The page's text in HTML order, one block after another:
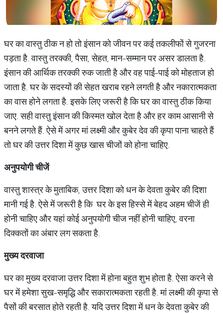
घर का वास्तु ठीक न हो तो इंसान को जीवन पर कई तकलीफों से गुजरना
पड़ता है. वास्तु तरक्‍की, पैसा, सेहत, मान-सम्‍मान पर असर डालता है.
इंसान की आर्थिक तरक्की रुक जाती है और वह पाई-पाई को मोहताज हो
जाता है. घर के सदस्यों की सेहत खराब रहने लगती है और नकारात्मकता
का वास होने लगता है. इसके लिए जरूरी है कि घर का वास्तु ठीक किया
जाए. सही वास्‍तु इंसान की किस्मत खोल देता है और हर काम आसानी से
बनने लगते हैं. ऐसे में अगर मां लक्ष्मी और कुबेर देव की कृपा पाना चाहते हैं
तो घर की उत्तर दिशा में कुछ खास चीजों को होना चाहिए.
अनुपयोगी चीजें
वास्‍तु शास्‍त्र के मुताबिक, उत्तर दिशा को धन के देवता कुबेर की दिशा
मानी गई है. ऐसे में जरूरी है कि घर के इस हिस्‍से में बेहद अहम चीजें ही
होनी चाहिए और यहां कोई अनुपयोगी चीज नहीं होनी चाहिए, वरना
दिक्कतों का अंबार लग सकता है.
मुख्य दरवाजा
घर का मुख्य दरवाजा उत्तर दिशा में होना बहुत शुभ होता है. ऐसा करने से
घर में हमेशा सुख-समृद्धि और सकारात्‍मकता रहती है. मां लक्ष्‍मी की कृपा से
पैसों की बरसात होते रहती है. यदि उत्तर दिशा में धन के देवता कुबेर की